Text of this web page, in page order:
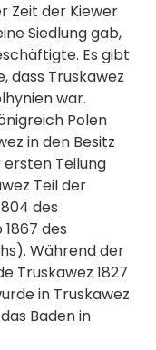
Zeit der Kiewer
Siedlung gab,
Es gibt
dass Truskawez
war.
Polen
in den Besitz
Teilung
Teil der
des
des
Während der
Truskawez 1827
in Truskawez
Baden in